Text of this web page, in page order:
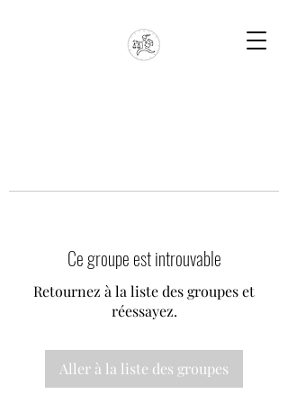
Ce groupe est introuvable
Retournez à la liste des groupes et
réessayez.
Aller à la liste des groupes